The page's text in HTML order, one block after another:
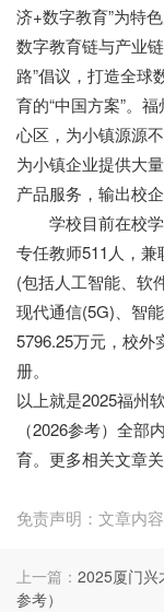
济+数字教育”为特
数字教育链与产业
路”倡议，打造全球
育的“中国方案”。
心区，为小镇源源
为小镇企业提供大
产品服务，输出校
学校目前在校学
专任教师511人，
(包括人工智能、软
现代通信(5G)、智
5796.25万元，校外
册。
以上就是2025福州
（2026参考）全部
育。更多相关文章
免责声明：文章内
上一篇： 2025厦门兴
参考）